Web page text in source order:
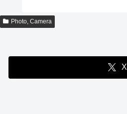
Photo, Camera
X